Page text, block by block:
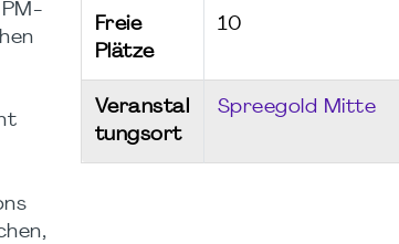
Freie
Plätze
10
Veranstal
tungsort
Spreegold Mitte